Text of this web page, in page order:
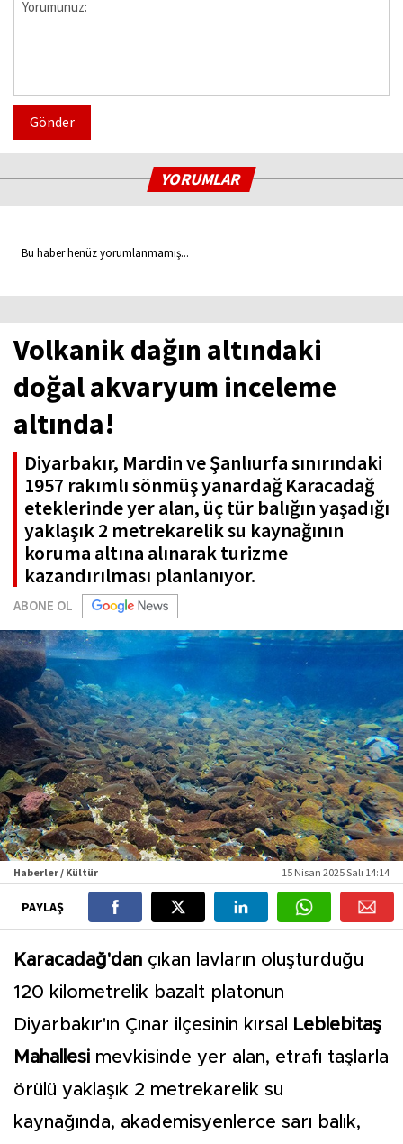
Gönder
YORUMLAR
Bu haber henüz yorumlanmamış...
Volkanik dağın altındaki
doğal akvaryum inceleme
altında!
Diyarbakır, Mardin ve Şanlıurfa sınırındaki
1957 rakımlı sönmüş yanardağ Karacadağ
eteklerinde yer alan, üç tür balığın yaşadığı
yaklaşık 2 metrekarelik su kaynağının
koruma altına alınarak turizme
kazandırılması planlanıyor.
ABONE OL
Haberler / Kültür 15 Nisan 2025 Salı 14:14
PAYLAŞ
Karacadağ'dan çıkan lavların oluşturduğu
120 kilometrelik bazalt platonun
Diyarbakır'ın Çınar ilçesinin kırsal
Leblebitaş
Mahallesi mevkisinde yer alan, etrafı taşlarla
örülü yaklaşık 2 metrekarelik su
kaynağında, akademisyenlerce sarı balık,